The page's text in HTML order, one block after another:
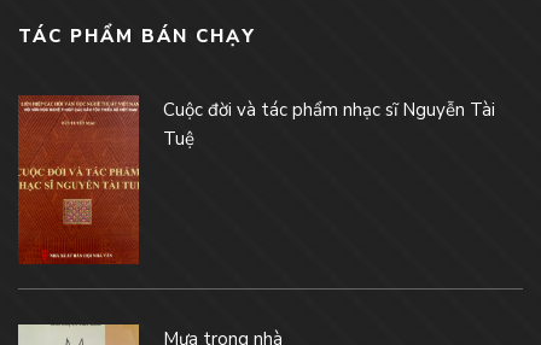
TÁC PHẨM BÁN CHẠY
Cuộc đời và tác phẩm nhạc sĩ Nguyễn Tài
Tuệ
Mưa trong nhà